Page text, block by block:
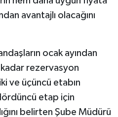
avantajlı olacağını
ocak ayından
rezervasyon
ve üçüncü etabın
etap için
belirten Şube Müdürü